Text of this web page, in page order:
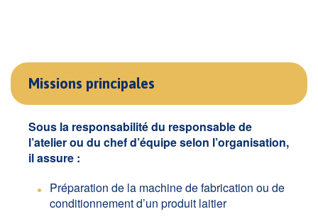
Missions principales
Sous la responsabilité du responsable de
l’atelier ou du chef d’équipe selon l’organisation,
il assure :
Préparation de la machine de fabrication ou de
conditionnement d’un produit laitier